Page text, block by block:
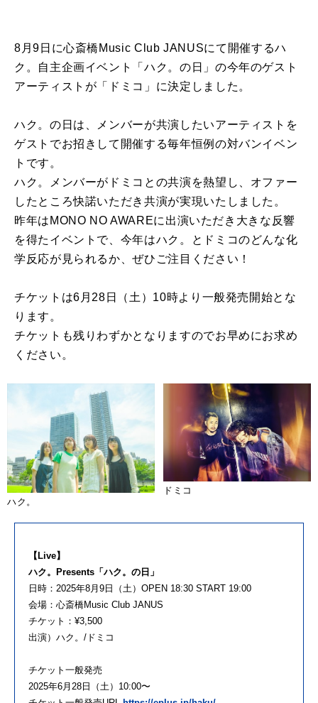
8月9日に心斎橋Music Club JANUSにて開催するハ
ク。自主企画イベント「ハク。の日」の今年のゲスト
アーティストが「ドミコ」に決定しました。
ハク。の日は、メンバーが共演したいアーティストを
ゲストでお招きして開催する毎年恒例の対バンイベン
トです。
ハク。メンバーがドミコとの共演を熱望し、オファー
したところ快諾いただき共演が実現いたしました。
昨年はMONO NO AWAREに出演いただき大きな反響
を得たイベントで、今年はハク。とドミコのどんな化
学反応が見られるか、ぜひご注目ください！
チケットは6月28日（土）10時より一般発売開始とな
ります。
チケットも残りわずかとなりますのでお早めにお求め
ください。
ハク。
ドミコ
【Live】
ハク。Presents「ハク。の日」
日時：2025年8月9日（土）OPEN 18:30 START 19:00
会場：心斎橋Music Club JANUS
チケット：¥3,500
出演）ハク。/ドミコ
チケット一般発売
2025年6月28日（土）10:00〜